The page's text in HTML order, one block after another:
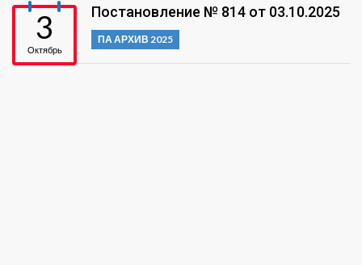
3
Октябрь
Постановление № 814 от 03.10.2025
ПА АРХИВ 2025